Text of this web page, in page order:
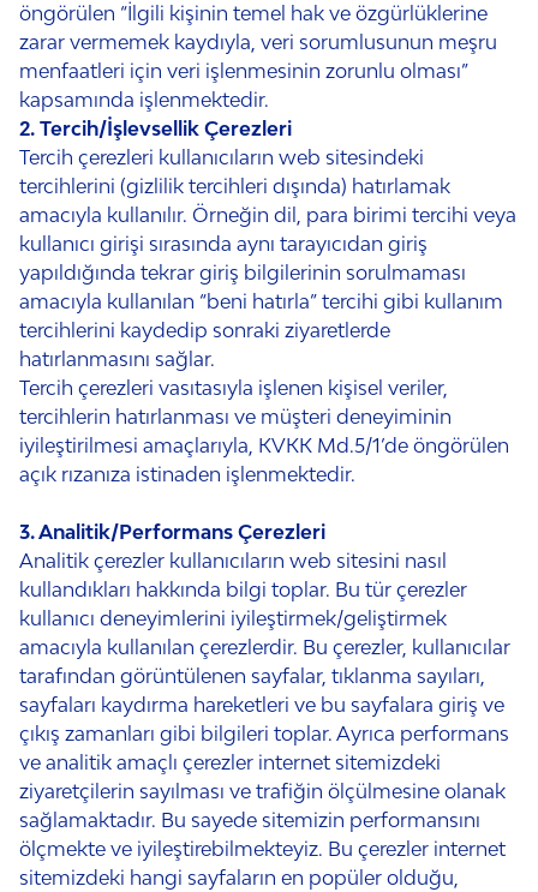
öngörülen “İlgili kişinin temel hak ve özgürlüklerine
zarar vermemek kaydıyla, veri sorumlusunun meşru
menfaatleri için veri işlenmesinin zorunlu olması”
kapsamında işlenmektedir.
2. Tercih/İşlevsellik Çerezleri
Tercih çerezleri kullanıcıların web sitesindeki
tercihlerini (gizlilik tercihleri dışında) hatırlamak
amacıyla kullanılır. Örneğin dil, para birimi tercihi veya
kullanıcı girişi sırasında aynı tarayıcıdan giriş
yapıldığında tekrar giriş bilgilerinin sorulmaması
amacıyla kullanılan “beni hatırla” tercihi gibi kullanım
tercihlerini kaydedip sonraki ziyaretlerde
hatırlanmasını sağlar.
Tercih çerezleri vasıtasıyla işlenen kişisel veriler,
tercihlerin hatırlanması ve müşteri deneyiminin
iyileştirilmesi amaçlarıyla, KVKK Md.5/1’de öngörülen
açık rızanıza istinaden işlenmektedir.
3. Analitik/Performans Çerezleri
Analitik çerezler kullanıcıların web sitesini nasıl
kullandıkları hakkında bilgi toplar. Bu tür çerezler
kullanıcı deneyimlerini iyileştirmek/geliştirmek
amacıyla kullanılan çerezlerdir. Bu çerezler, kullanıcılar
tarafından görüntülenen sayfalar, tıklanma sayıları,
sayfaları kaydırma hareketleri ve bu sayfalara giriş ve
çıkış zamanları gibi bilgileri toplar. Ayrıca performans
ve analitik amaçlı çerezler internet sitemizdeki
ziyaretçilerin sayılması ve trafiğin ölçülmesine olanak
sağlamaktadır. Bu sayede sitemizin performansını
ölçmekte ve iyileştirebilmekteyiz. Bu çerezler internet
sitemizdeki hangi sayfaların en popüler olduğu,